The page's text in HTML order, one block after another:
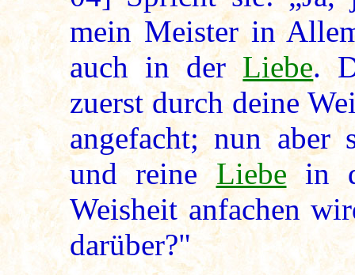
mein Meister in
auch in derLiebe.
zuerst durch deine
angefacht; nun aber
und reineLiebe in
Weisheit anfachen
darüber?"